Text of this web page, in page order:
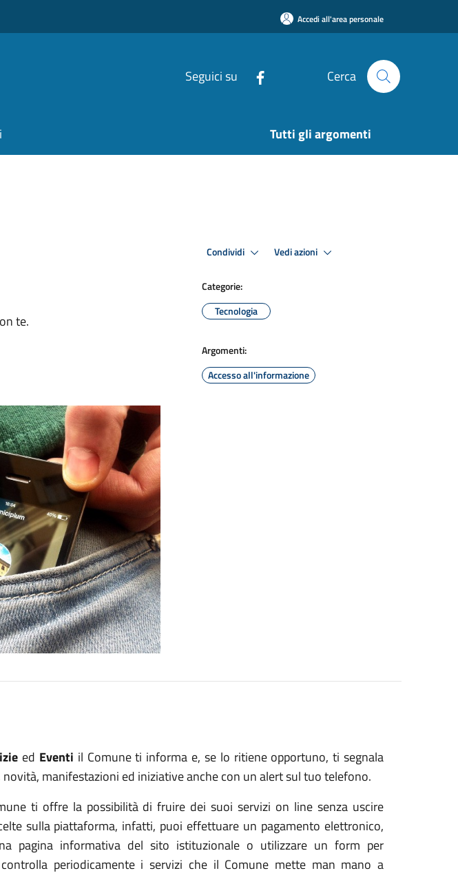
Accedi all'area personale
Seguici su Cerca
Tutti gli argomenti
te.
Condividi Vedi azioni
Categorie:
Tecnologia
Argomenti:
Accesso all'informazione
ed Eventi il Comune ti informa e, se lo ritiene opportuno, ti segnala
novità, manifestazioni ed iniziative anche con un alert sul tuo telefono.
ti offre la possibilità di fruire dei suoi servizi on line senza uscire
sulla piattaforma, infatti, puoi effettuare un pagamento elettronico,
pagina informativa del sito istituzionale o utilizzare un form per
periodicamente i servizi che il Comune mette man mano a